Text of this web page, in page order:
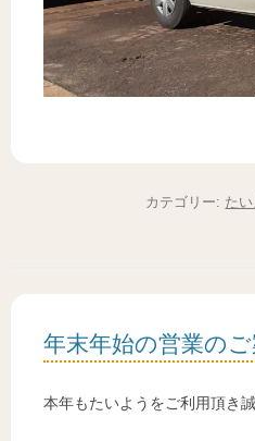
カテゴリー: た
年末年始の営業の
本年もたいようをご利用頂き